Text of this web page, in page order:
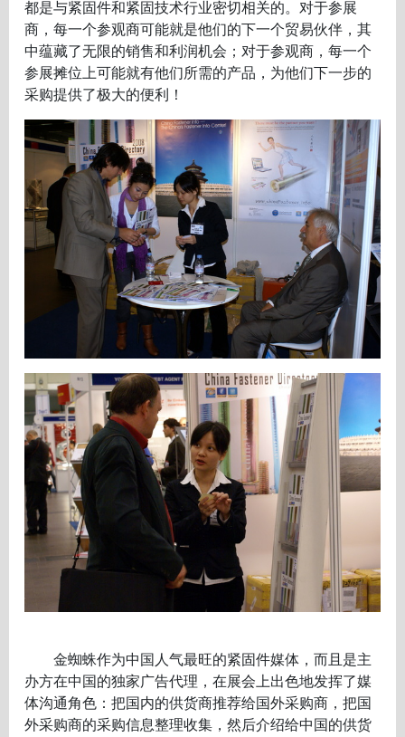
都是与紧固件和紧固技术行业密切相关的。对于参展
商，每一个参观商可能就是他们的下一个贸易伙伴，其
中蕴藏了无限的销售和利润机会；对于参观商，每一个
参展摊位上可能就有他们所需的产品，为他们下一步的
采购提供了极大的便利！
金蜘蛛作为中国人气最旺的紧固件媒体，而且是主
办方在中国的独家广告代理，在展会上出色地发挥了媒
体沟通角色：把国内的供货商推荐给国外采购商，把国
外采购商的采购信息整理收集，然后介绍给中国的供货